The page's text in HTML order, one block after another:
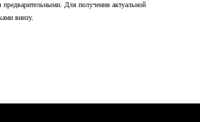
Для получения актуальной
внизу.